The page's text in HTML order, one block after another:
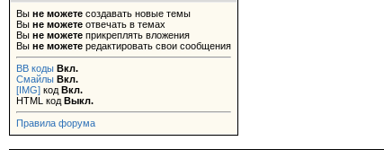
Вы не можете создавать новые темы
Вы не можете отвечать в темах
Вы не можете прикреплять вложения
Вы не можете редактировать свои сообщения
BB коды Вкл.
Смайлы Вкл.
[IMG] код Вкл.
HTML код Выкл.
Правила форума